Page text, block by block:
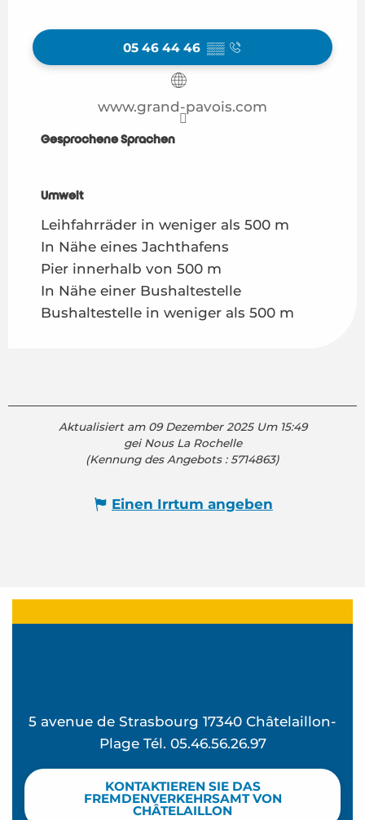
05 46 44 46 ▒▒
www.grand-pavois.com
Gesprochene Sprachen
Gesprochene Sprachen
Umwelt
Umwelt
Leihfahrräder in weniger als 500 m
In Nähe eines Jachthafens
Pier innerhalb von 500 m
In Nähe einer Bushaltestelle
Bushaltestelle in weniger als 500 m
Aktualisiert am 09 Dezember 2025 Um 15:49
gei Nous La Rochelle
(Kennung des Angebots :5714863)
Einen Irrtum angeben
5 avenue de Strasbourg 17340 Châtelaillon-
Plage Tél. 05.46.56.26.97
KONTAKTIEREN SIE DAS
FREMDENVERKEHRSAMT VON
CHÂTELAILLON